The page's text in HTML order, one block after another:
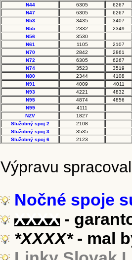
N44
6305
6267
N47
6305
6267
N53
3435
3407
N55
2332
2349
N56
3530
N61
1105
2107
N70
2842
2861
N72
6305
6267
N74
3523
3519
N80
2344
4108
N91
4009
4011
N93
4221
4832
N95
4874
4856
N99
4111
NZV
1827
Služobný spoj 2
2108
Služobný spoj 3
3535
Služobný spoj 6
2123
Výpravu
Nočné spoje
XXXX -
*XXXX*- mal